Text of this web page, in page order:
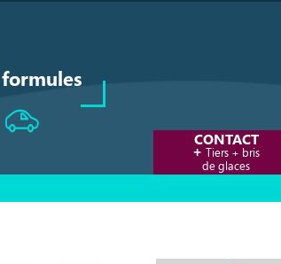
CONTACT
+ Tiers + bris
de glaces